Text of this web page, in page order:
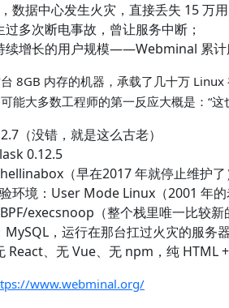
数据中心发生火灾，直接丢失 15 万
过多次断电事故，曾让服务中断；
续增长的用户规模——Webminal 累计
8GB 内存的机器，承载了几十万
能大多数工程师的第一反应大概是：“这
（没错，就是这么古老）
0.12.5
（早在2017 年就停止维护了
环境：User Mode Linux（2001 年
execsnoop（整个栈里唯一比较新
MySQL，运行在那台扛过火灾的服务
React、无 Vue、无 npm，纯 HTML
www.webminal.org/